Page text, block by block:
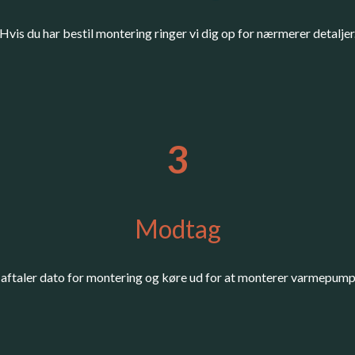
du har bestil montering ringer vi dig op for nærmerer
3
Modtag
dato for montering og køre ud for at monterer